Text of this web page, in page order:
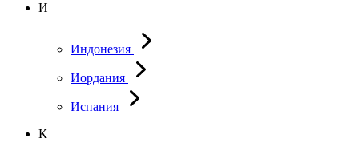
И
Индонезия
Иордания
Испания
К